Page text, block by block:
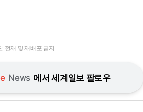
전재 및 재배포 금지
e News 에서 세계일보 팔로우